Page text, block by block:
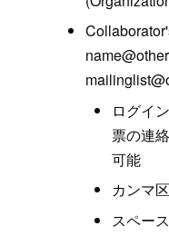
ログイ
票の連
可能
カンマ
スペー